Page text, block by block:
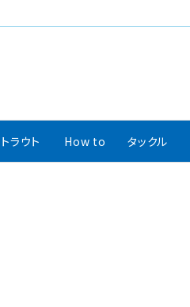
トラウト How to タックル